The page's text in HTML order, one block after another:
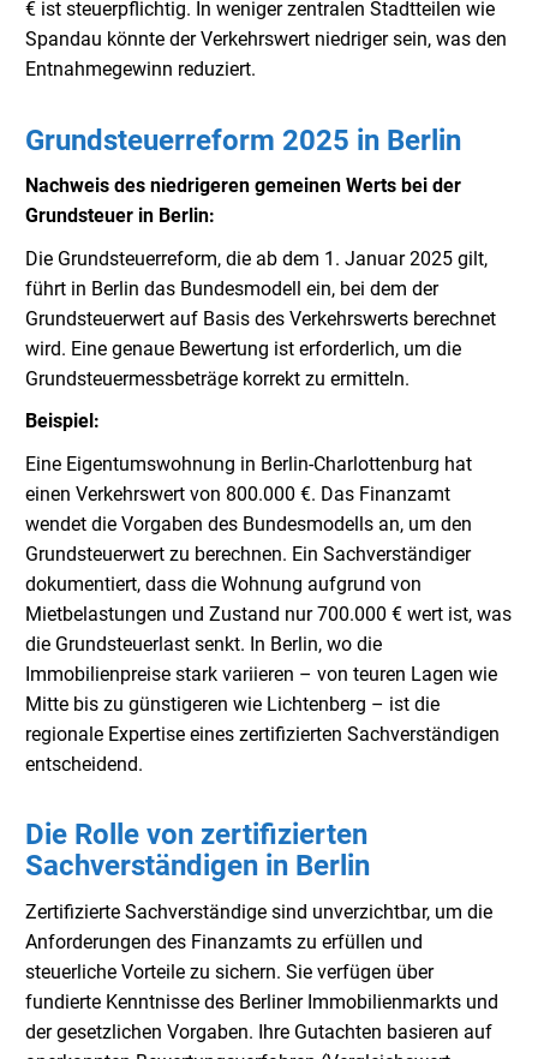
€ ist steuerpflichtig. In weniger zentralen Stadtteilen wie
Spandau könnte der Verkehrswert niedriger sein, was den
Entnahmegewinn reduziert.
Grundsteuerreform 2025 in Berlin
Nachweis des niedrigeren gemeinen Werts bei der
Grundsteuer in Berlin:
Die Grundsteuerreform, die ab dem 1. Januar 2025 gilt,
führt in Berlin das Bundesmodell ein, bei dem der
Grundsteuerwert auf Basis des Verkehrswerts berechnet
wird. Eine genaue Bewertung ist erforderlich, um die
Grundsteuermessbeträge korrekt zu ermitteln.
Beispiel:
Eine Eigentumswohnung in Berlin-Charlottenburg hat
einen Verkehrswert von 800.000 €. Das Finanzamt
wendet die Vorgaben des Bundesmodells an, um den
Grundsteuerwert zu berechnen. Ein Sachverständiger
dokumentiert, dass die Wohnung aufgrund von
Mietbelastungen und Zustand nur 700.000 € wert ist, was
die Grundsteuerlast senkt. In Berlin, wo die
Immobilienpreise stark variieren – von teuren Lagen wie
Mitte bis zu günstigeren wie Lichtenberg – ist die
regionale Expertise eines zertifizierten Sachverständigen
entscheidend.
Die Rolle von zertifizierten
Sachverständigen in Berlin
Zertifizierte Sachverständige sind unverzichtbar, um die
Anforderungen des Finanzamts zu erfüllen und
steuerliche Vorteile zu sichern. Sie verfügen über
fundierte Kenntnisse des Berliner Immobilienmarkts und
der gesetzlichen Vorgaben. Ihre Gutachten basieren auf